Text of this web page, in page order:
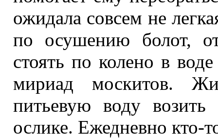
ожидала совсем не
по осушению болот,
стоять по колено в
мириад москитов.
питьевую воду возить
ослике. Ежедневно кто-